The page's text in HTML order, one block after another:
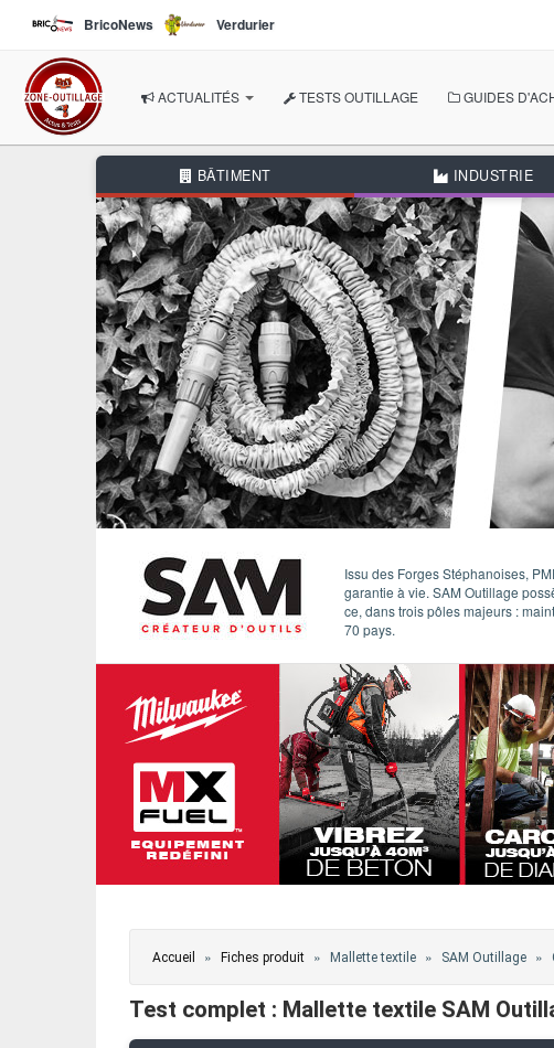
BricoNews Verdurier
ACTUALITÉS
NOS THÉMATIQUES
BÂTIMENT
INDUSTRIE
AUTOMOBILE
BRICOLAGE
JARDIN
AUTRES RUBRIQUES
DOSSIERS THÉMATIQUE
ÉVÈNEMENTS / REPORTAGES
LOISIRS CRÉATIFS / DIY
CONCOURS
VIDÉOS
TESTS OUTILLAGE GUIDES
BÂTIMENT INDUSTRIE
Issu des Forges Stéphanoises,
garantie à vie. SAM Outillage
ce, dans trois pôles majeurs :
70 pays.
Vous êtes ici
Accueil » Fiches produit » Mallette textile » SAM Outillage »
Test complet : Mallette textile SAM